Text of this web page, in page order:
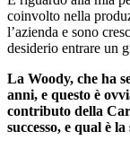
coinvolto nella
l’azienda e sono
desiderio entrare un
La Woody, che ha
anni, e questo è
contributo della
successo, e qual è